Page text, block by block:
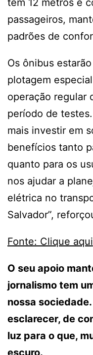
tem 12 metros e
passageiros,
padrões de
Os ônibus
plotagem
operação regular
período de
mais investir em
benefícios tanto
quanto para os
nos ajudar a
elétrica no
Salvador”,
Fonte: Clique aqui
O seu apoio
jornalismo tem
nossa
esclarecer, de
luz para o que,
escuro.